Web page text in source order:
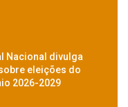
Nacional divulga
eleições do
2026-2029